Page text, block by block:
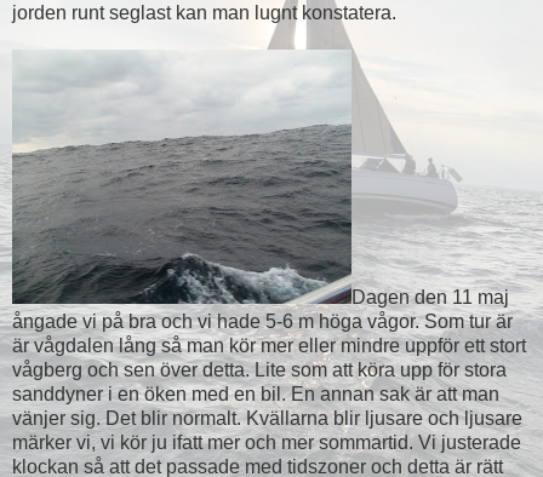
jorden runt seglast kan man lugnt konstatera.
Dagen den 11 maj
ångade vi på bra och vi hade 5-6 m höga vågor. Som tur är
är vågdalen lång så man kör mer eller mindre uppför ett stort
vågberg och sen över detta. Lite som att köra upp för stora
sanddyner i en öken med en bil. En annan sak är att man
vänjer sig. Det blir normalt. Kvällarna blir ljusare och ljusare
märker vi, vi kör ju ifatt mer och mer sommartid. Vi justerade
klockan så att det passade med tidszoner och detta är rätt